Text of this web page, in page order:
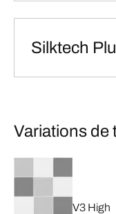
Silktech
Variations de
V3 High